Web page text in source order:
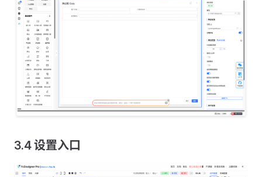
3.4 设置入口